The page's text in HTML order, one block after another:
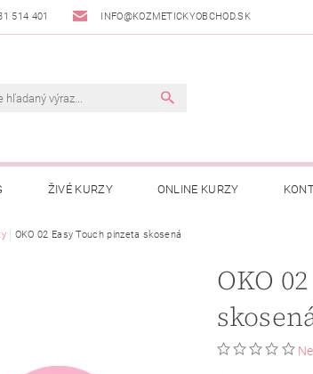
514 401 INFO@KOZMETICKYOBCHOD.SK
ŽIVÉ KURZY ONLINE KURZY
OKO 02 Easy Touch pinzeta skosená
OKO